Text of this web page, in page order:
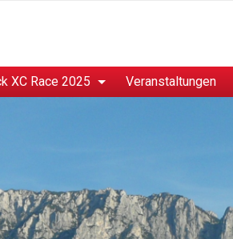
XC Race 2025 Veranstaltungen